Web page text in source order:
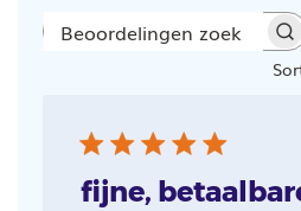
fijne,